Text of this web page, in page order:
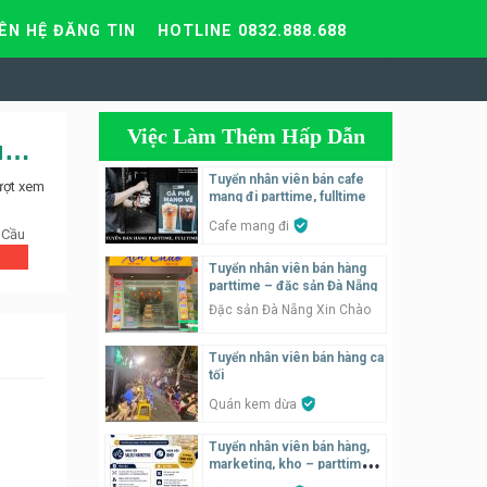
HỆ ĐĂNG TIN HOTLINE 0832.888.688
Tuyển lao động phổ thông, NV quản lý hồ sơ – Trung tâm bảo hành điện máy
xem
Việc Làm Thêm Hấp Dẫn
Tuyển nhân viên bán cafe
mang đi parttime, fulltime
Cafe mang đi
Tuyển nhân viên bán hàng
parttime – đặc sản Đà Nẵng
Đặc sản Đà Nẵng Xin Chào
Tuyển nhân viên bán hàng ca
tối
Quán kem dừa
Tuyển nhân viên bán hàng,
marketing, kho – parttime,